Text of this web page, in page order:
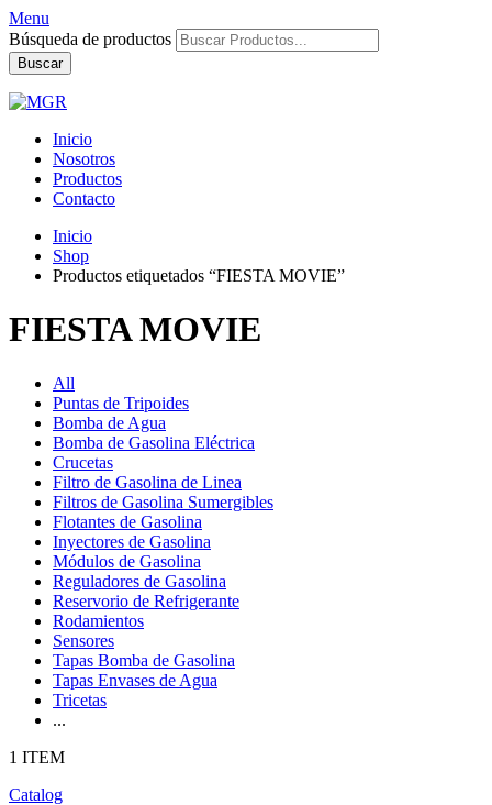
Menu
Búsqueda de productos
Buscar
Inicio
Nosotros
Productos
Contacto
Inicio
Shop
Productos etiquetados “FIESTA MOVIE”
FIESTA MOVIE
All
Puntas de Tripoides
Bomba de Agua
Bomba de Gasolina Eléctrica
Crucetas
Filtro de Gasolina de Linea
Filtros de Gasolina Sumergibles
Flotantes de Gasolina
Inyectores de Gasolina
Módulos de Gasolina
Reguladores de Gasolina
Reservorio de Refrigerante
Rodamientos
Sensores
Tapas Bomba de Gasolina
Tapas Envases de Agua
Tricetas
...
1 ITEM
Catalog